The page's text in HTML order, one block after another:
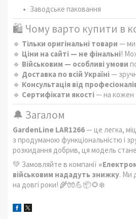
Заводське паковання
🛍️ Чому варто купити в
🔹 Тільки оригінальні товари — ми
🔹 Ціни на сайті — не фінальні!
🔹 Військовим — особливі умови
🔹 Доставка по всій Україні—
🔹 Консультація від
🔹 Сертифікати якості— на кожен
🔔 Загалом
GardenLine LAR1266— це легка,
з продуманою функціональністю і
розкидання добрив, ця модель
💚 Замовляйте в компанії
військовим нададуть знижку. Ми
на довгі роки! 🌾🧤💪📦🌻❄️